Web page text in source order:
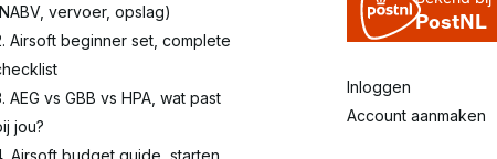
vervoer, opslag)
Airsoft beginner set, complete
AEG vs GBB vs HPA, wat past
jou?
Inloggen
Account aanmaken